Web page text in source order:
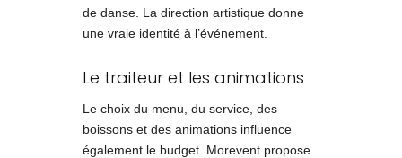
de danse. La direction artistique donne
une vraie identité à l’événement.
Le traiteur et les animations
Le choix du menu, du service, des
boissons et des animations influence
également le budget. Morevent propose